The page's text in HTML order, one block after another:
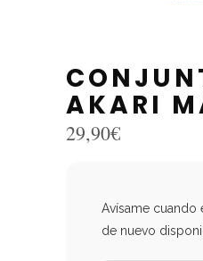
AKARI
29,90€
Avísame cuando
de nuevo